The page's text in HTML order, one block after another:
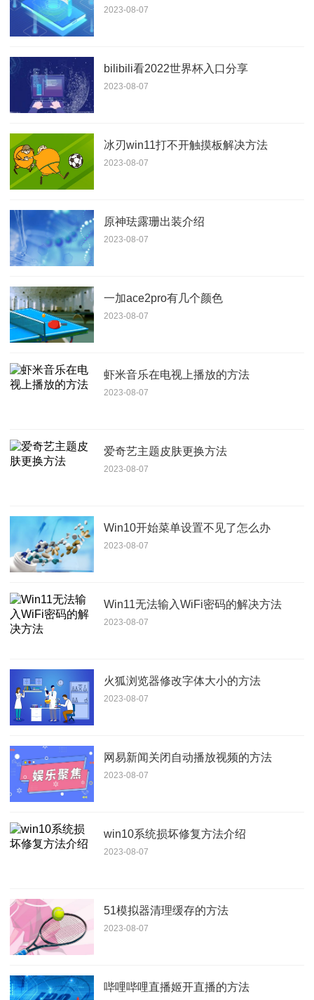
2023-08-07
bilibili看2022世界杯入口分享
2023-08-07
冰刃win11打不开触摸板解决方法
2023-08-07
原神珐露珊出装介绍
2023-08-07
一加ace2pro有几个颜色
2023-08-07
虾米音乐在电视上播放的方法
2023-08-07
爱奇艺主题皮肤更换方法
2023-08-07
Win10开始菜单设置不见了怎么办
2023-08-07
Win11无法输入WiFi密码的解决方法
2023-08-07
火狐浏览器修改字体大小的方法
2023-08-07
网易新闻关闭自动播放视频的方法
2023-08-07
win10系统损坏修复方法介绍
2023-08-07
51模拟器清理缓存的方法
2023-08-07
哔哩哔哩直播姬开直播的方法